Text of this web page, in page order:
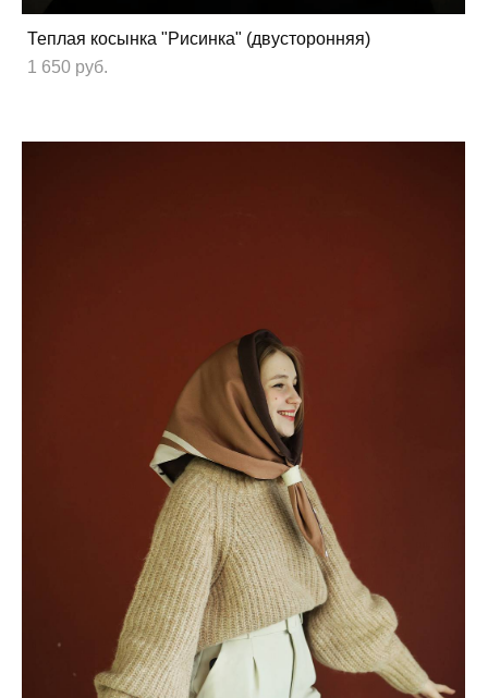
Теплая косынка "Рисинка" (двусторонняя)
1 650 pуб.